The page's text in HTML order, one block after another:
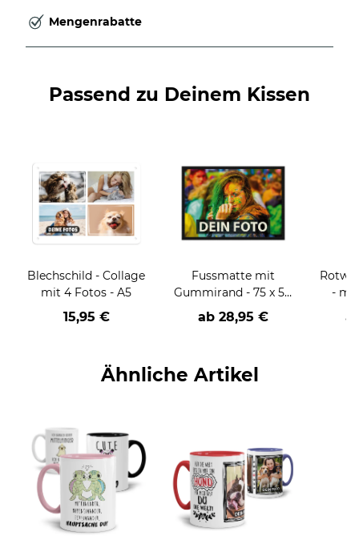
Mengenrabatte
Passend zu Deinem Kissen
Blechschild - Collage
mit 4 Fotos - A5
15,95 €
Fussmatte mit
Gummirand - 75 x 50
cm
ab 28,95 €
-
Ähnliche Artikel